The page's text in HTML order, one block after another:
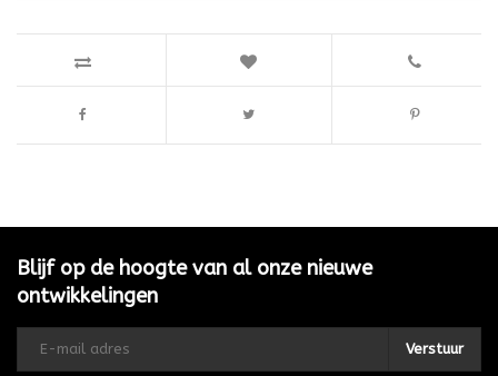
Blijf op de hoogte van al onze nieuwe
ontwikkelingen
Verstuur